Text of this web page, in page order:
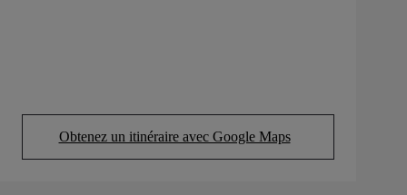
Obtenez un itinéraire avec Google Maps
(Opens in new tab)